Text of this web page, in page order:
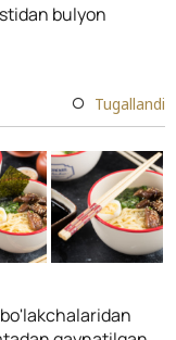
bulyon
Tugallandi